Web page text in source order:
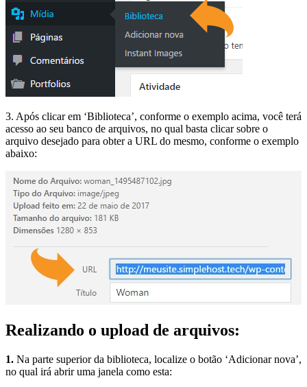
3. Após clicar em ‘Biblioteca’, conforme o exemplo acima, você terá
acesso ao seu banco de arquivos, no qual basta clicar sobre o
arquivo desejado para obter a URL do mesmo, conforme o exemplo
abaixo:
Realizando o upload de arquivos:
1. Na parte superior da biblioteca, localize o botão ‘Adicionar nova’,
no qual irá abrir uma janela como esta: